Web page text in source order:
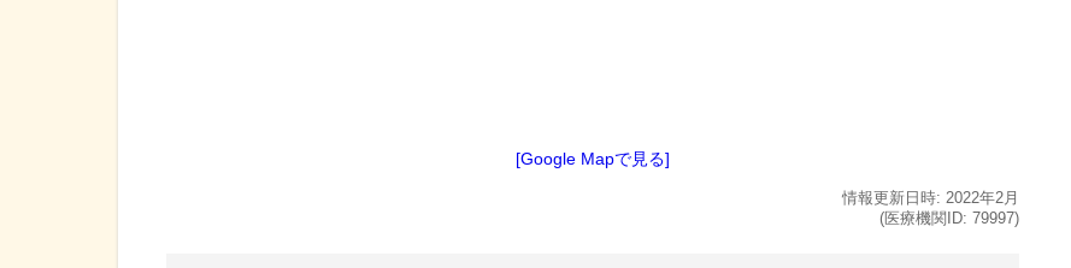
[Google Mapで見る]
情報更新日時: 2022年2月
(医療機関ID: 79997)